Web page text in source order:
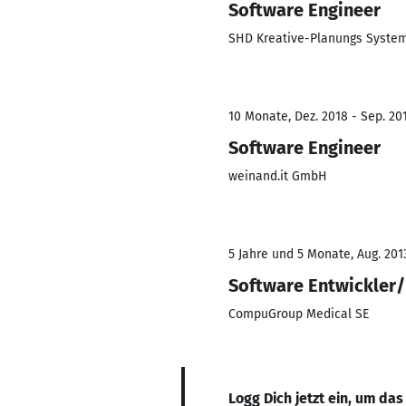
Software Engineer
SHD Kreative-Planungs
10 Monate, Dez. 2018 - Sep.
Software Engineer
weinand.it GmbH
5 Jahre und 5 Monate, Aug.
Software
CompuGroup Medical SE
Logg Dich jetzt ein, um